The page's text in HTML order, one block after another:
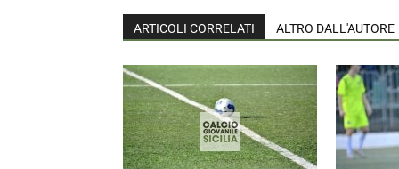
ARTICOLI CORRELATI ALTRO DALL'AUTORE